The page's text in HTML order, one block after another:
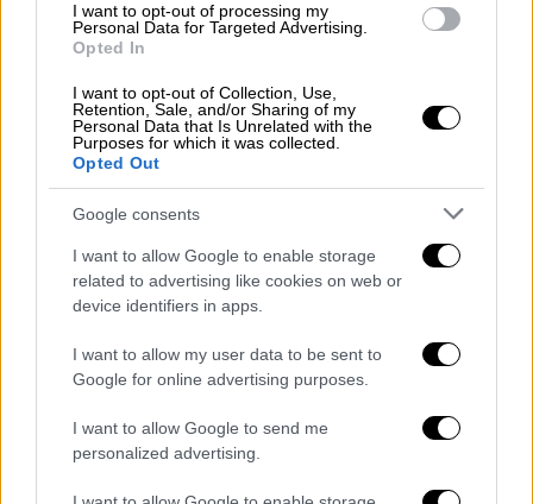
I want to opt-out of processing my
Personal Data for Targeted Advertising.
Opted In
I want to opt-out of Collection, Use,
Retention, Sale, and/or Sharing of my
Personal Data that Is Unrelated with the
Purposes for which it was collected.
Opted Out
Google consents
I want to allow Google to enable storage
related to advertising like cookies on web or
device identifiers in apps.
I want to allow my user data to be sent to
Google for online advertising purposes.
I want to allow Google to send me
personalized advertising.
Στην online ψηφοφορία, πήρε τις
περισσότερες ψήφους.
Από τις πορείες του ’90 στην κορυφή
Η Κάρκι γεννήθηκε το 1952 σε αγροτική
οικογένεια στο Σανκαρπούρ, σπούδασε
Νομική στην Ινδία και στα φοιτητικά της
χρόνια βρέθηκε κοντά στο κυρίαρχο τότε
κόμμα Νεπαλέζικου Κογκρέσου. Τη δεκαετία
του ’90 κατέβαινε στους δρόμους ενάντια
στο συγκεντρωτικό σύστημα του βασιλιά,
κάτι που την έστειλε και για λίγο στη
Η ανακοίνωση της ανάληψης της
πρωθυπουργίας από την Κάρκι έκανε χαμό